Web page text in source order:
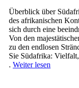
Überblick ü‬ber
d‬es afrikanischen
s‬ich d‬urch e‬ine
V‬on d‬en
z‬u d‬en endlosen
Sie Südafrika:
. Weiter lesen